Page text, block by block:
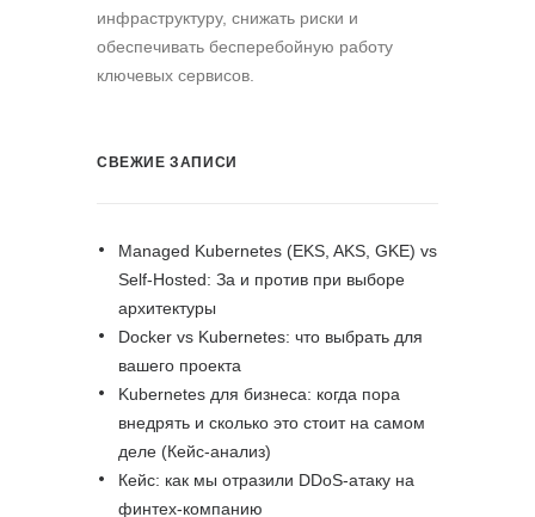
инфраструктуру, снижать риски и
обеспечивать бесперебойную работу
ключевых сервисов.
СВЕЖИЕ ЗАПИСИ
Managed Kubernetes (EKS, AKS, GKE) vs
Self-Hosted: За и против при выборе
архитектуры
Docker vs Kubernetes: что выбрать для
вашего проекта
Kubernetes для бизнеса: когда пора
внедрять и сколько это стоит на самом
деле (Кейс-анализ)
Кейс: как мы отразили DDoS-атаку на
финтех-компанию